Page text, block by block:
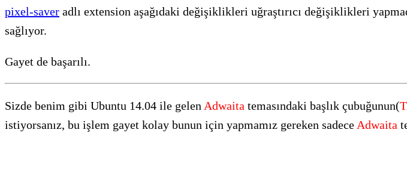
pixel-saver adlı extension aşağıdaki değişiklikleri uğraştırıcı değişiklikleri
sağlıyor.
Gayet de başarılı.
Sizde benim gibi Ubuntu 14.04 ile gelen Adwaita temasındaki başlık çubuğunun(
istiyorsanız, bu işlem gayet kolay bunun için yapmamız gereken sadece Adwaita